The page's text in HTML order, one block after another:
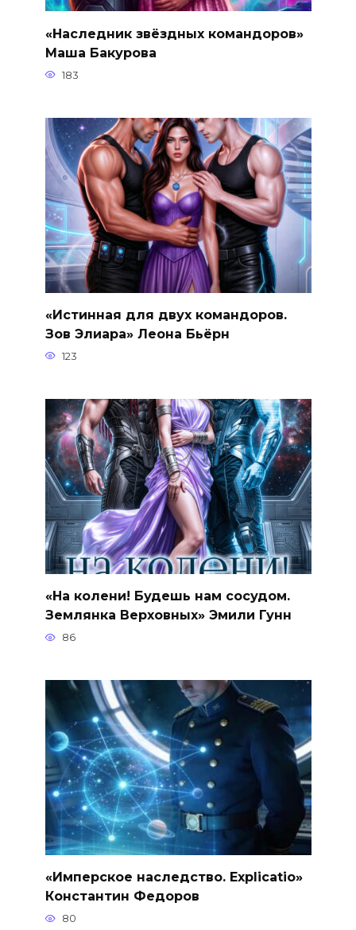
«Наследник звёздных командоров»
Маша Бакурова
183
«Истинная для двух командоров.
Зов Элиара» Леона Бьёрн
123
«На колени! Будешь нам сосудом.
Землянка Верховных» Эмили Гунн
86
«Имперское наследство. Explicatio»
Константин Федоров
80